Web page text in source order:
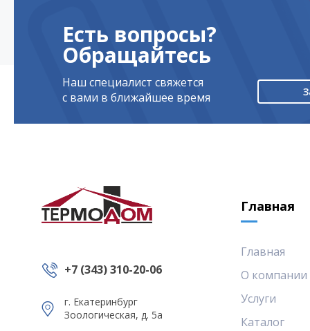
Есть вопросы?
Обращайтесь
Наш специалист свяжется
с вами в ближайшее время
Главная
+7 (343) 310-20-06
г. Екатеринбург
Зоологическая, д. 5а
Главная
О компании
Услуги
Каталог